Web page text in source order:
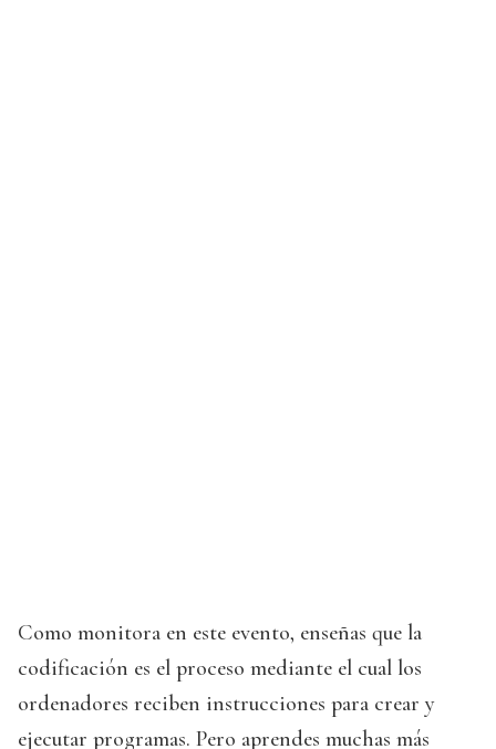
Como monitora en este evento, enseñas que la
codificación es el proceso mediante el cual los
ordenadores reciben instrucciones para crear y
ejecutar programas. Pero aprendes muchas más